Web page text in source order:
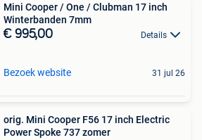
Mini Cooper / One / Clubman 17 inch
Winterbanden 7mm
€ 995,00 Details
Bezoek website 31 jul 26
orig. Mini Cooper F56 17 inch Electric
Power Spoke 737 zomer